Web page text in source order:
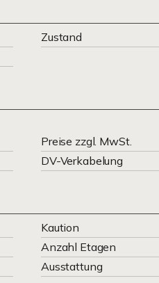
Zustand
Preise zzgl. MwSt.
DV-Verkabelung
Kaution
Anzahl Etagen
Ausstattung